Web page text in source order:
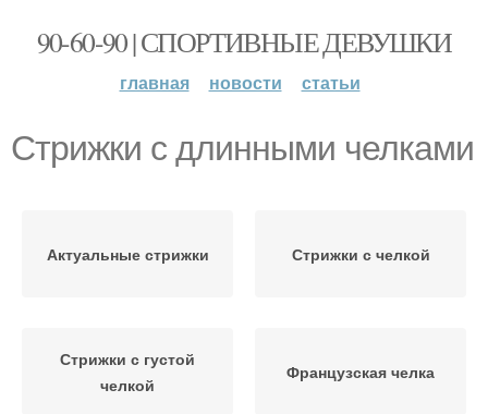
90-60-90 | СПОРТИВНЫЕ ДЕВУШКИ
главная новости статьи
Стрижки с длинными челками
Актуальные стрижки Стрижки с челкой
Стрижки с густой
челкой
Французская челка